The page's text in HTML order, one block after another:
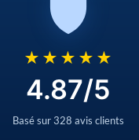
★★★★★
4.87/5
Basé sur 328 avis clients